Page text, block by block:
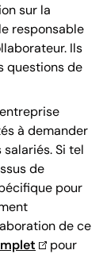
sur la
responsable
Ils
questions de
à demander
Si tel
de
pour
de ce
pour